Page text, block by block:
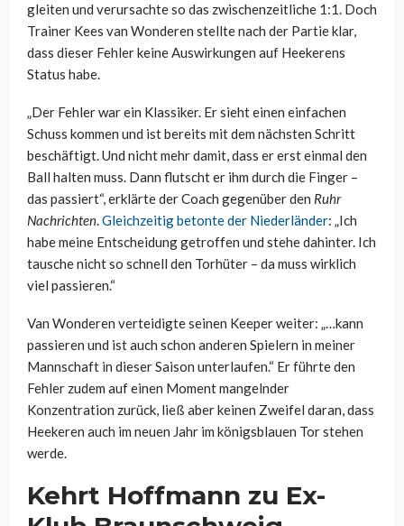
gleiten und verursachte so das zwischenzeitliche 1:1. Doch
Trainer Kees van Wonderen stellte nach der Partie klar,
dass dieser Fehler keine Auswirkungen auf Heekerens
Status habe.
„Der Fehler war ein Klassiker. Er sieht einen einfachen
Schuss kommen und ist bereits mit dem nächsten Schritt
beschäftigt. Und nicht mehr damit, dass er erst einmal den
Ball halten muss. Dann flutscht er ihm durch die Finger –
das passiert“, erklärte der Coach gegenüber den Ruhr
Nachrichten.Gleichzeitig betonte der Niederländer: „Ich
habe meine Entscheidung getroffen und stehe dahinter. Ich
tausche nicht so schnell den Torhüter – da muss wirklich
viel passieren.“
Van Wonderen verteidigte seinen Keeper weiter: „…kann
passieren und ist auch schon anderen Spielern in meiner
Mannschaft in dieser Saison unterlaufen.“ Er führte den
Fehler zudem auf einen Moment mangelnder
Konzentration zurück, ließ aber keinen Zweifel daran, dass
Heekeren auch im neuen Jahr im königsblauen Tor stehen
werde.
Kehrt Hoffmann zu Ex-